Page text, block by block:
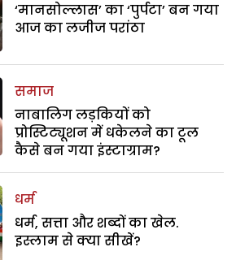
‘मानसोल्लास’ का ‘पुर्पटा’ बन गया
आज का लजीज परांठा
समाज
नाबालिग लड़कियों को
प्रोस्टिट्यूशन में धकेलने का टूल
कैसे बन गया इंस्टाग्राम?
धर्म
धर्म, सत्ता और शब्दों का खेल.
इस्लाम से क्या सीखें?